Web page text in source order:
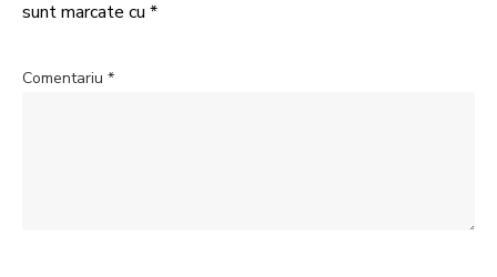
sunt marcate cu *
Comentariu *